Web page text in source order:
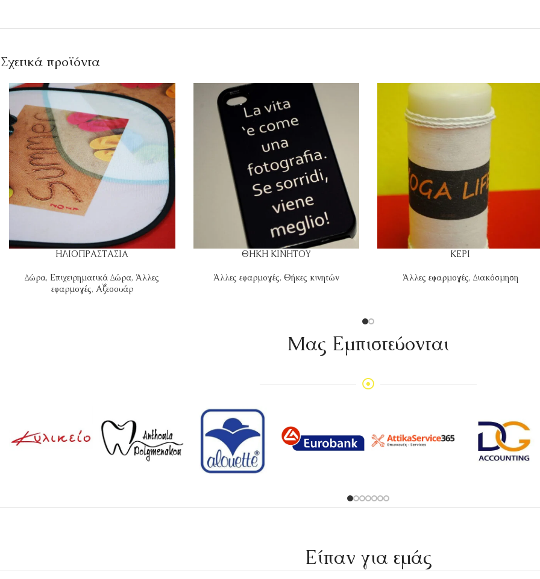
Σχετικά προϊόντα
ΗΛΙΟΠΡΑΣΤΑΣΙΑ
Δώρα, Επιχειρηματικά Δώρα,Άλλες
εφαρμογές, Αξεσουάρ
ΘΗΚΗ ΚΙΝΗΤΟΥ
Άλλες εφαρμογές, Θήκες κινητών
ΚΕΡΙ
Άλλες εφαρμογές, Διακόσμηση
Mας Εμπιστεύονται
Είπαν για εμάς